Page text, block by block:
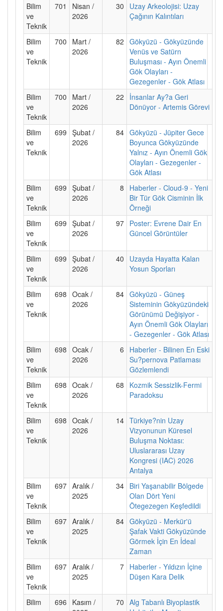
Bilim
ve
Teknik
701
Nisan /
2026
30
Uzay Arkeolojisi: Uzay
Çağının Kalıntıları
Bilim
ve
Teknik
700
Mart /
2026
82 Gökyüzü - Gökyüzünde
Venüs ve Satürn
Buluşması - Ayın Önemli
Gök Olayları -
Gezegenler - Gök Atlası
Bilim
ve
Teknik
700
Mart /
2026
22
İnsanlar Ay?a Geri
Dönüyor - Artemis Görevi
Bilim
ve
Teknik
699 Şubat /
2026
84 Gökyüzü - Jüpiter Gece
Boyunca Gökyüzünde
Yalnız - Ayın Önemli Gök
Olayları - Gezegenler -
Gök Atlası
Bilim
ve
Teknik
699 Şubat /
2026
8
Haberler - Cloud-9 - Yeni
Bir Tür Gök Cisminin İlk
Örneği
Bilim
ve
Teknik
699 Şubat /
2026
97 Poster: Evrene Dair En
Güncel Görüntüler
Bilim
ve
Teknik
699 Şubat /
2026
40
Uzayda Hayatta Kalan
Yosun Sporları
Bilim
ve
Teknik
698 Ocak /
2026
84 Gökyüzü - Güneş
Sisteminin Gökyüzündeki
Görünümü Değişiyor -
Ayın Önemli Gök Olayları
- Gezegenler - Gök Atlası
Bilim
ve
Teknik
698 Ocak /
2026
6
Haberler - Bilinen En Eski
Su?pernova Patlaması
Gözlemlendi
Bilim
ve
Teknik
698 Ocak /
2026
68
Kozmik Sessizlik-Fermi
Paradoksu
Bilim
ve
Teknik
698 Ocak /
2026
14 Türkiye?nin Uzay
Vizyonunun Küresel
Buluşma Noktası:
Uluslararası Uzay
Kongresi (IAC) 2026
Antalya
Bilim
ve
Teknik
697 Aralık /
2025
34 Biri Yaşanabilir Bölgede
Olan Dört Yeni
Ötegezegen Keşfedildi
Bilim
ve
Teknik
697 Aralık /
2025
84 Gökyüzü - Merkür'ü
Şafak Vakti Gökyüzünde
Görmek İçin En İdeal
Zaman
Bilim
ve
Teknik
697 Aralık /
2025
7 Haberler - Yıldızın İçine
Düşen Kara Delik
Bilim
696
Kasım /
70 Alg Tabanlı Biyoplastik